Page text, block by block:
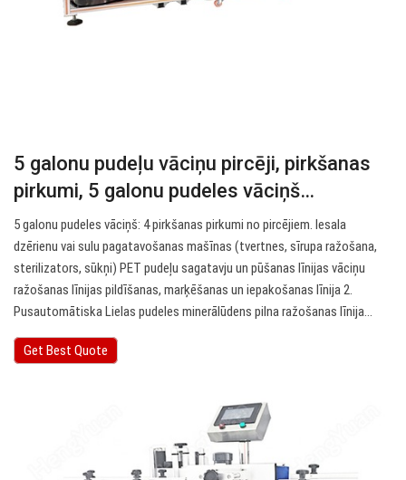
5 galonu pudeļu vāciņu pircēji, pirkšanas
pirkumi, 5 galonu pudeles vāciņš…
5 galonu pudeles vāciņš: 4 pirkšanas pirkumi no pircējiem. Iesala
dzērienu vai sulu pagatavošanas mašīnas (tvertnes, sīrupa ražošana,
sterilizators, sūkņi) PET pudeļu sagatavju un pūšanas līnijas vāciņu
ražošanas līnijas pildīšanas, marķēšanas un iepakošanas līnija 2.
Pusautomātiska Lielas pudeles minerālūdens pilna ražošanas līnija…
Get Best Quote